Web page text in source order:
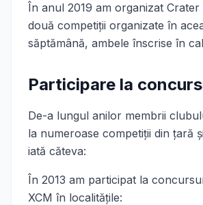
În anul 2019 am organizat Crater
două competiții organizate în
săptămână, ambele înscrise în
Participare la
De-a lungul anilor membrii
la numeroase competiții din țară
iată căteva:
În 2013 am participat la
XCM în localităţile: